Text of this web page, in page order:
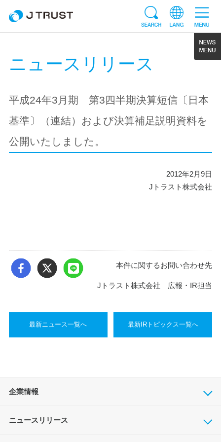
ニュースリリース
平成24年3月期 第3四半期決算短信〔日本
基準〕（連結）および決算補足説明資料を
公開いたしました。
2012年2月9日
Jトラスト株式会社
本件に関するお問い合わせ先
Jトラスト株式会社 広報・IR担当
最新ニュース一覧へ 最新IRトピックス一覧へ
企業情報
ニュースリリース